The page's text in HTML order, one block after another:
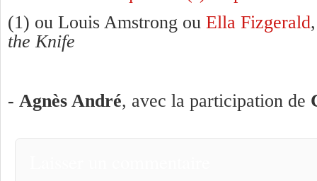
(1) ou Louis Amstrong ou Ella Fizgerald
the Knife
- Agnès André, avec la participation de